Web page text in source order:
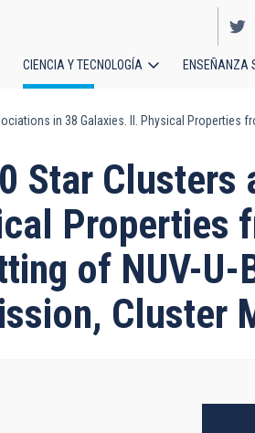
CIENCIA Y TECNOLOGÍA ENSEÑANZA
in 38 Galaxies. II. Physical Properties
Star Clusters
Properties
of NUV-
Cluster